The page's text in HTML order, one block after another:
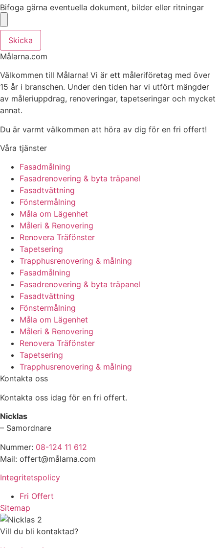
Bifoga gärna eventuella dokument, bilder eller ritningar
Skicka
Målarna.com
Välkommen till Målarna! Vi är ett måleriföretag med över
15 år i branschen. Under den tiden har vi utfört mängder
av måleriuppdrag, renoveringar, tapetseringar och mycket
annat.
Du är varmt välkommen att höra av dig för en fri offert!
Våra tjänster
Fasadmålning
Fasadrenovering & byta träpanel
Fasadtvättning
Fönstermålning
Måla om Lägenhet
Måleri & Renovering
Renovera Träfönster
Tapetsering
Trapphusrenovering & målning
Fasadmålning
Fasadrenovering & byta träpanel
Fasadtvättning
Fönstermålning
Måla om Lägenhet
Måleri & Renovering
Renovera Träfönster
Tapetsering
Trapphusrenovering & målning
Kontakta oss
Kontakta oss idag för en fri offert.
Nicklas
– Samordnare
Nummer: 08-124 11 612
Mail: offert@målarna.com
Integritetspolicy
Fri Offert
Sitemap
Vill du bli kontaktad?